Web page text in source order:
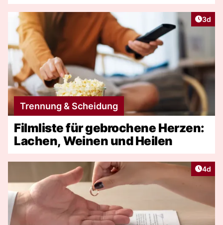
3d
Trennung & Scheidung
Filmliste für gebrochene Herzen:
Lachen, Weinen und Heilen
4d